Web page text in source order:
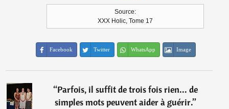
Source:
XXX Holic, Tome 17
Facebook Twitter WhatsApp Image
“Parfois, il suffit de trois fois rien... de
simples mots peuvent aider à guérir.”